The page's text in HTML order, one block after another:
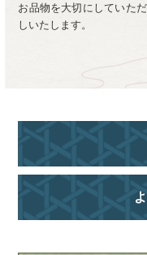
お品物を大切にしていた
しいたします。